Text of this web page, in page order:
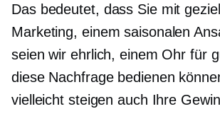
Das bedeutet, dass Sie mit
Marketing, einem saisonalen
seien wir ehrlich, einem Ohr für
diese Nachfrage bedienen
vielleicht steigen auch Ihre